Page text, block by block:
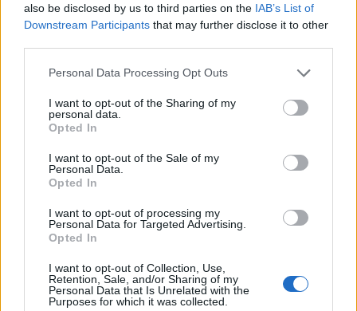
also be disclosed by us to third parties on the IAB’s List of
Downstream Participants that may further disclose it to other
Please note that this website/app uses one or more Google
not limited to your visit or usage behaviour. You may click to
grant or deny consent to Google and its third-party tags to
use your data for below specified purposes in below Google
consent section.
Personal Data Processing Opt Outs
I want to opt-out of the Sharing of my
personal data.
Opted In
I want to opt-out of the Sale of my
Personal Data.
Opted In
I want to opt-out of processing my
Personal Data for Targeted Advertising.
Opted In
I want to opt-out of Collection, Use,
Retention, Sale, and/or Sharing of my
Personal Data that Is Unrelated with the
Purposes for which it was collected.
Občine: Slovenj Gradec
Ključne besede:
letna skupščina
predavanje sdc za koroško
Več iz kraja Slovenj Gradec